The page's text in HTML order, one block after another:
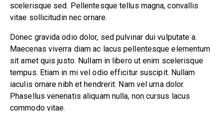
scelerisque sed. Pellentesque tellus magna, convallis
vitae sollicitudin nec ornare.
Donec gravida odio dolor, sed pulvinar dui vulputate a.
Maecenas viverra diam ac lacus pellentesque elementum
sit amet quis justo. Nullam in libero ut enim scelerisque
tempus. Etiam in mi vel odio efficitur suscipit. Nullam
iaculis ornare nibh et hendrerit. Nam vel urna dolor.
Phasellus venenatis aliquam nulla, non cursus lacus
commodo vitae.